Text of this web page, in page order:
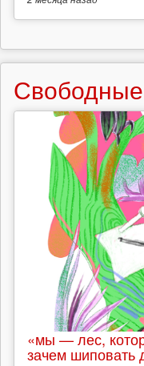
«мы — лес,
зачем шиповать